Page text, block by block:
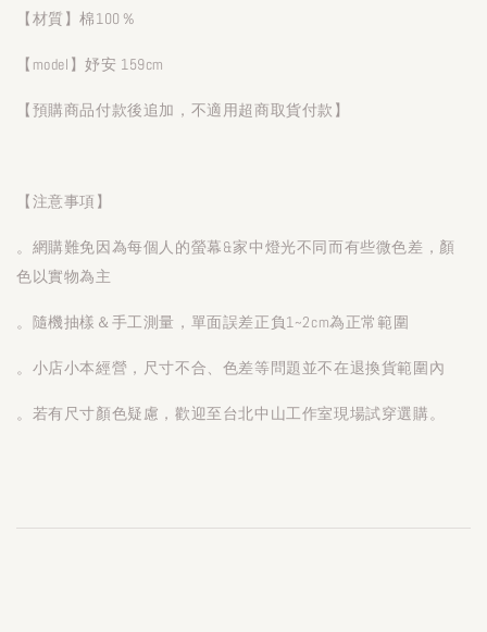
【材質】棉100％
【model】妤安 159cm
【預購商品付款後追加，不適用超商取貨付款】
【注意事項】
。網購難免因為每個人的螢幕&家中燈光不同而有些微色差，顏
色以實物為主
。隨機抽樣＆手工測量，單面誤差正負1~2cm為正常範圍
。小店小本經營，尺寸不合、色差等問題並不在退換貨範圍內
。若有尺寸顏色疑慮，歡迎至台北中山工作室現場試穿選購。